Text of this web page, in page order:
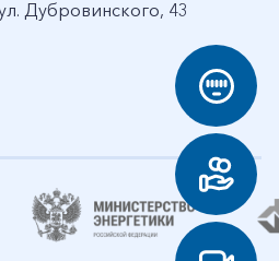
Дубровинского, 43